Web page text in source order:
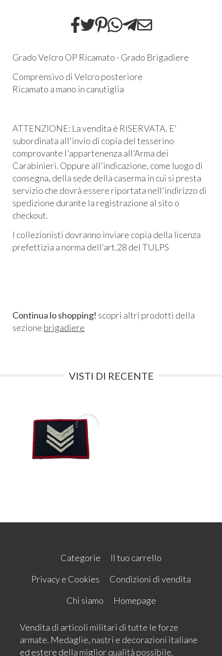
Grado Velcro OP Ricamato - Grado Brigadiere
Comprensivo di Velcro posteriore
Ricamato a mano in canutiglia
ATTENZIONE: La vendita è RISERVATA. E'
subordinata all'invio di copia del tesserino
comprovante l'appartenenza all'Arma dei
Carabinieri. Oppure all'indicazione, come luogo di
consegna, della sede della caserma in cui si presta
servizio che dovrà essere riportata nell'indirizzo di
spedizione durante la registrazione al sito o
checkout.
I collezionisti dovranno inviare copia della licenza
prefettizia a norma dell'art.28 del TULPS
Continua lo shopping! scopri altri prodotti della
sezione brigadiere
VISTI DI RECENTE
Categorie
Il tuo carrello
Privacy e Cookies
Condizioni di vendita
Chi siamo
Homepage
Vendita di articoli militari di tutte le forze
armate. Medaglie, nastri e decorazioni italiane
ed estere della miglior qualità possibile.